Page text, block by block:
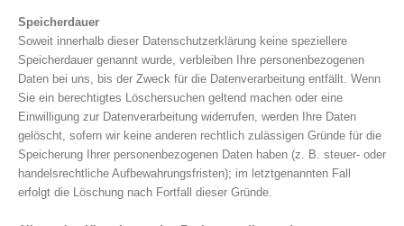
Speicherdauer
Soweit innerhalb dieser Datenschutzerklärung keine speziellere
Speicherdauer genannt wurde, verbleiben Ihre personenbezogenen
Daten bei uns, bis der Zweck für die Datenverarbeitung entfällt. Wenn
Sie ein berechtigtes Löschersuchen geltend machen oder eine
Einwilligung zur Datenverarbeitung widerrufen, werden Ihre Daten
gelöscht, sofern wir keine anderen rechtlich zulässigen Gründe für die
Speicherung Ihrer personenbezogenen Daten haben (z. B. steuer- oder
handelsrechtliche Aufbewahrungsfristen); im letztgenannten Fall
erfolgt die Löschung nach Fortfall dieser Gründe.